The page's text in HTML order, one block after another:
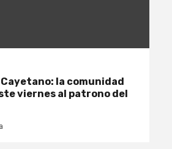
la comunidad
viernes al patrono del